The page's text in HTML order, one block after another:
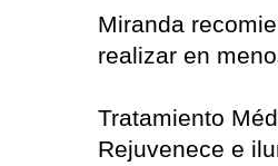
Miranda
realizar en
Tratamiento
Rejuvenece e